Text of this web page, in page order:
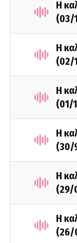
Η
(03/
Η
(02/
Η
(01/
Η
(30/
Η
(29/
Η
(26/